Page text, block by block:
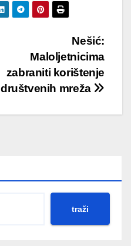
Nešić:
Maloljetnicima
zabraniti korištenje
društvenih mreža
traži